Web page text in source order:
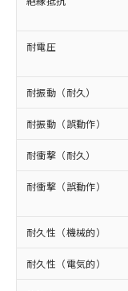
耐電圧
耐振動（耐久）
耐振動（誤動作）
耐衝撃（耐久）
耐衝撃（誤動作）
耐久性（機械的）
耐久性（電気的）
在庫
記載
タに
覧さ
準価
正式
様の
ムロ
ご相
オム
点は「
在庫
事前
示し
マイ
*EU RoHS指
鉛(Pb)
六価クロム
類(PBB)
(PBDE)
ルベンジル（
（DBP）
但し、RoHS指
適用除外項目は
図的な使用が
※2 対応予
部品在庫の
*中国RoHS10
Pb(鉛)
ニル類) :
DBP(フタル酸
イソブチル) :
DEHP(フタル
※2 環境
「ｅ」：有
準値以下
「10」：通
（以
また
国政
可)
当社
全に
いよ
当社
ル、
武器
使用
当社
場合
販売
○
△